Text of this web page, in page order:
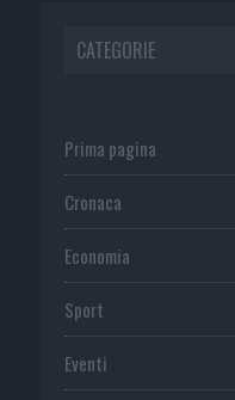
CATEGORIE
Prima pagina
Cronaca
Economia
Sport
Eventi